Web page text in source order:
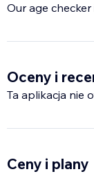
Our age
Oceny i
Ta aplikacja nie
Ceny i plany